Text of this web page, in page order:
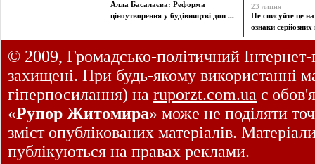
Алла Басалаєва: Реформа
ціноутворення у будівництві доп ...
23 липня
Не списуйте це
ознаки
© 2009, Громадсько-політичний
захищені. При будь-якому використанні
гіперпосилання) на ruporzt.com.ua є
«Рупор Житомира» може не поділяти
зміст опублікованих матеріалів.
публікуються на правах реклами.